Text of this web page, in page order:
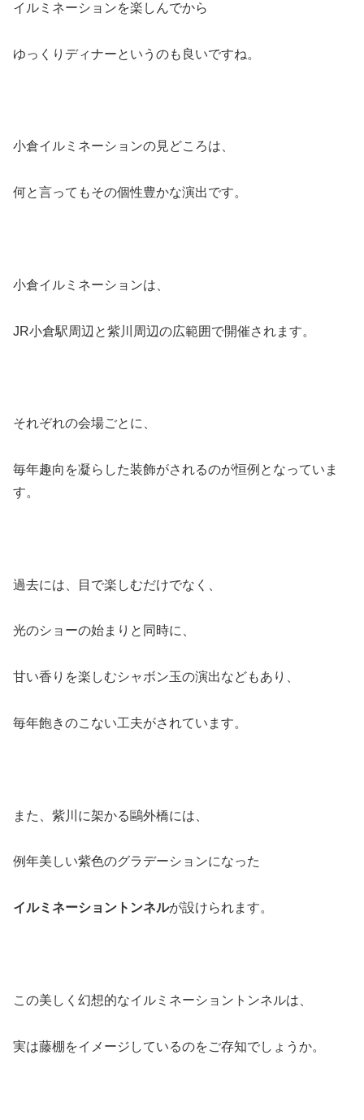
イルミネーションを楽しんでから
ゆっくりディナーというのも良いですね。
小倉イルミネーションの見どころは、
何と言ってもその個性豊かな演出です。
小倉イルミネーションは、
JR小倉駅周辺と紫川周辺の広範囲で開催されます。
それぞれの会場ごとに、
毎年趣向を凝らした装飾がされるのが恒例となっていま
す。
過去には、目で楽しむだけでなく、
光のショーの始まりと同時に、
甘い香りを楽しむシャボン玉の演出などもあり、
毎年飽きのこない工夫がされています。
また、紫川に架かる鷗外橋には、
例年美しい紫色のグラデーションになった
イルミネーショントンネルが設けられます。
この美しく幻想的なイルミネーショントンネルは、
実は藤棚をイメージしているのをご存知でしょうか。